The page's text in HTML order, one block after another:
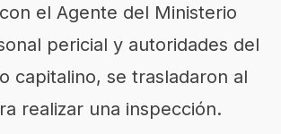
el Agente del Ministerio
pericial y autoridades del
capitalino, se trasladaron al
realizar una inspección.